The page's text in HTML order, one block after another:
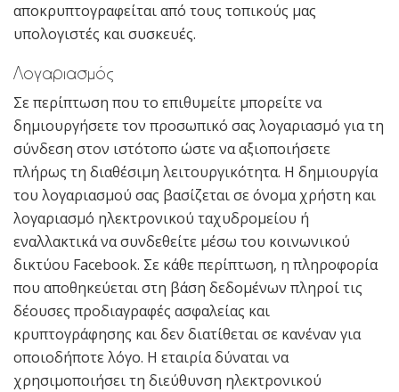
αποκρυπτογραφείται από τους τοπικούς μας
υπολογιστές και συσκευές.
Λογαριασμός
Σε περίπτωση που το επιθυμείτε μπορείτε να
δημιουργήσετε τον προσωπικό σας λογαριασμό για τη
σύνδεση στον ιστότοπο ώστε να αξιοποιήσετε
πλήρως τη διαθέσιμη λειτουργικότητα. Η δημιουργία
του λογαριασμού σας βασίζεται σε όνομα χρήστη και
λογαριασμό ηλεκτρονικού ταχυδρομείου ή
εναλλακτικά να συνδεθείτε μέσω του κοινωνικού
δικτύου Facebook. Σε κάθε περίπτωση, η πληροφορία
που αποθηκεύεται στη βάση δεδομένων πληροί τις
δέουσες προδιαγραφές ασφαλείας και
κρυπτογράφησης και δεν διατίθεται σε κανέναν για
οποιοδήποτε λόγο. Η εταιρία δύναται να
χρησιμοποιήσει τη διεύθυνση ηλεκτρονικού